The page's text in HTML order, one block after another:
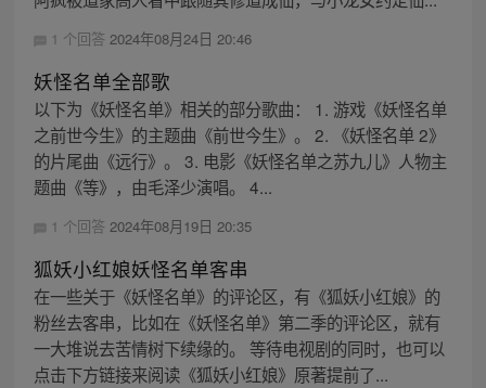
1 个回答 2024年08月24日 20:46
妖怪名单全部歌
以下为《妖怪名单》相关的部分歌曲： 1. 游戏《妖怪名单
之前世今生》的主题曲《前世今生》。 2. 《妖怪名单 2》
的片尾曲《远行》。 3. 电影《妖怪名单之苏九儿》人物主
题曲《等》，由毛泽少演唱。 4...
1 个回答 2024年08月19日 20:35
狐妖小红娘妖怪名单客串
在一些关于《妖怪名单》的评论区，有《狐妖小红娘》的
粉丝去客串，比如在《妖怪名单》第二季的评论区，就有
一大堆说去苦情树下续缘的。 等待电视剧的同时，也可以
点击下方链接来阅读《狐妖小红娘》原著提前了...